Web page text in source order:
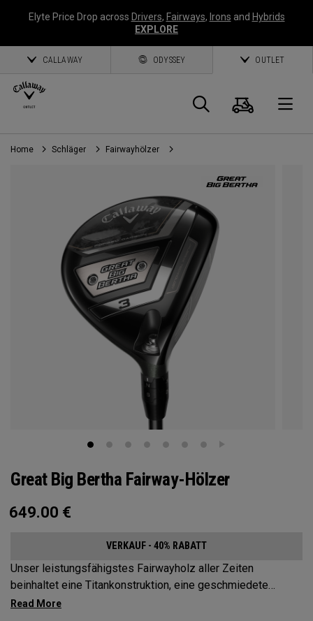
Elyte Price Drop across Drivers, Fairways, Irons and Hybrids
EXPLORE
CALLAWAY ODYSSEY OUTLET
Suche
Home Schläger Fairwayhölzer
Great Big Bertha Fairway-Hölzer
649.00 €
VERKAUF - 40% RABATT
Unser leistungsfähigstes Fairwayholz aller Zeiten
beinhaltet eine Titankonstruktion, eine geschmiedete
Carbon-Sohle und eine Gewichtung aus mehreren